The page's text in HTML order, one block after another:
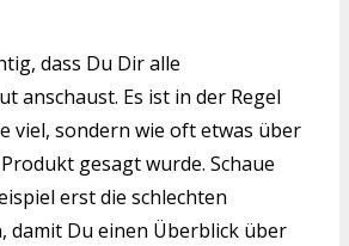
dass Du Dir alle
anschaust. Es ist in der Regel
viel, sondern wie oft etwas über
gesagt wurde. Schaue
erst die schlechten
damit Du einen Überblick über